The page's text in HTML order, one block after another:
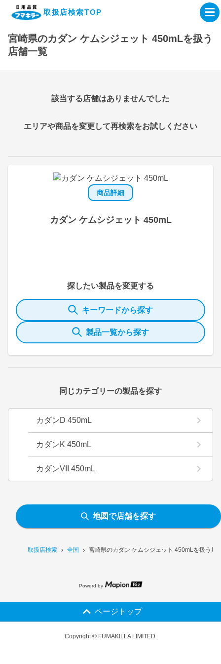
取扱店検索TOP
企業・IR情報サイト
製品情報サイト
オンラインショップ
製品検索はこちら
取扱店検索はこちら
取扱店検索 全国 宮崎県のカダン ケムシジェット 450mLを扱う店
宮崎県のカダン ケムシジェット 450mLを扱う
店舗一覧
商品詳細
カダン ケムシジェット 450mL
探したい製品を変更する
キーワードから探す
製品一覧から探す
同じカテゴリーの製品を探す
カダンD 450mL
カダンK 450mL
カダンVII 450mL
該当する店舗はありませんでした
エリアや商品を変更して再検索をお試しください
地図で店舗を探す
Powerd by
ページトップ
Copyright © FUMAKILLA LIMITED.